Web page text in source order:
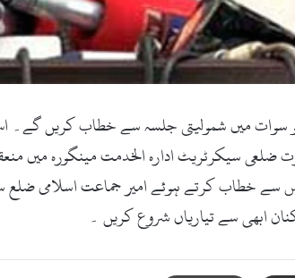
کام۔ 24ستمبر2017ء) امیرجماعت اسلامی سینیٹر سراج الحق 29اکتوبرکو سوات میں
سیکرٹریٹ ادارہ الخدمت مینگورہ میں
سے خطاب کرتے ہوئے امیر جماعت اسلامی ضلع
ابھی سے تیاریاں شروع کریں ۔